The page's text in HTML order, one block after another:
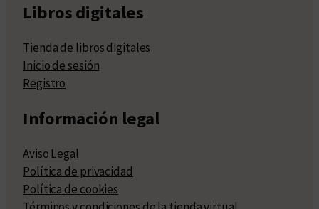
Libros digitales
Tienda de libros digitales
Inicio de sesión
Registro
Información legal
Aviso Legal
Política de privacidad
Política de cookies